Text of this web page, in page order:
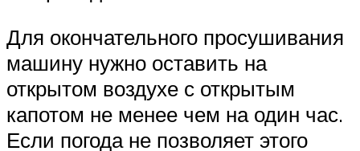
Для окончательного просушивания
машину нужно оставить на
открытом воздухе с открытым
капотом не менее чем на один час.
Если погода не позволяет этого